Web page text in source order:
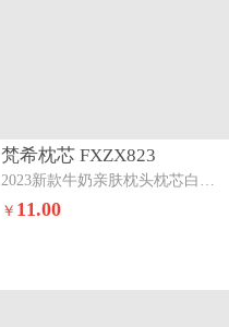
梵希枕芯 FXZX823
2023新款牛奶亲肤枕头枕芯白色高枕
￥ 11.00